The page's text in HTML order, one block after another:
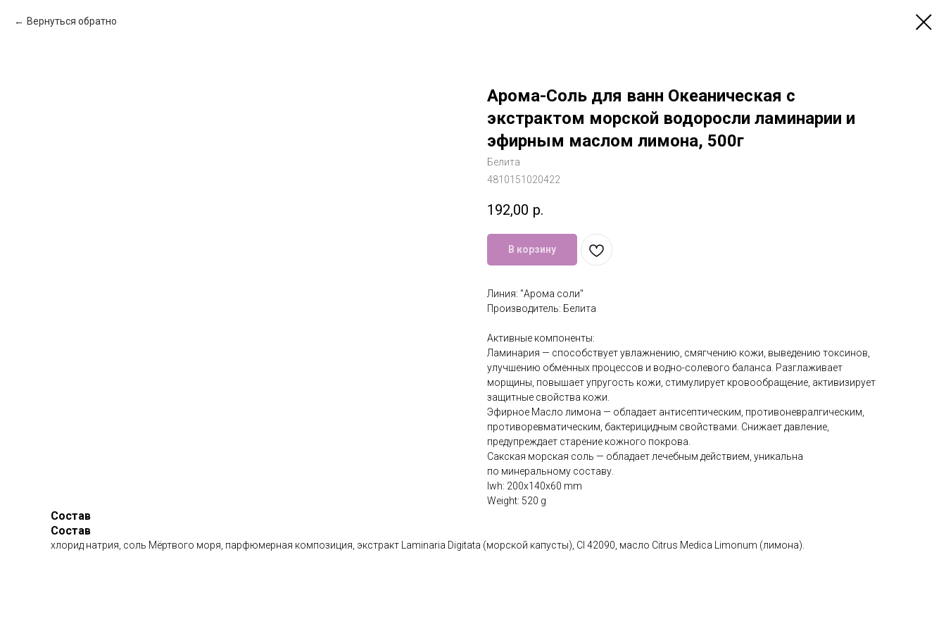
Вернуться обратно
Арома-Соль для ванн Океаническая с
экстрактом морской водоросли ламинарии и
эфирным маслом лимона, 500г
Белита
4810151020422
192,00 р.
В корзину
Линия: "Арома соли"
Производитель: Белита
Активные компоненты:
Ламинария — способствует увлажнению, смягчению кожи, выведению токсинов,
улучшению обменных процессов и водно-солевого баланса. Разглаживает
морщины, повышает упругость кожи, стимулирует кровообращение, активизирует
защитные свойства кожи.
Эфирное Масло лимона — обладает антисептическим, противоневралгическим,
противоревматическим, бактерицидным свойствами. Снижает давление,
предупреждает старение кожного покрова.
Сакская морская соль — обладает лечебным действием, уникальна
по минеральному составу.
lwh: 200x140x60 mm
Weight: 520 g
Состав
Состав
хлорид натрия, соль Мёртвого моря, парфюмерная композиция, экстракт Laminaria Digitata (морской капусты), CI 42090, масло Citrus Medica Limonum (лимона).